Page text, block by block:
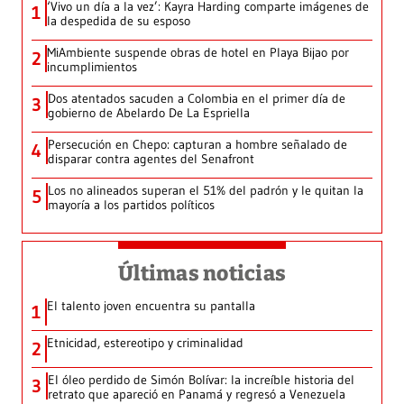
1 ‘Vivo un día a la vez’: Kayra Harding comparte imágenes de
la despedida de su esposo
2 MiAmbiente suspende obras de hotel en Playa Bijao por
incumplimientos
3 Dos atentados sacuden a Colombia en el primer día de
gobierno de Abelardo De La Espriella
4 Persecución en Chepo: capturan a hombre señalado de
disparar contra agentes del Senafront
5 Los no alineados superan el 51% del padrón y le quitan la
mayoría a los partidos políticos
Últimas noticias
1 El talento joven encuentra su pantalla​
2 Etnicidad, estereotipo y criminalidad
3 El óleo perdido de Simón Bolívar: la increíble historia del
retrato que apareció en Panamá y regresó a Venezuela